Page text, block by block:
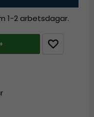
1-2 arbetsdagar.